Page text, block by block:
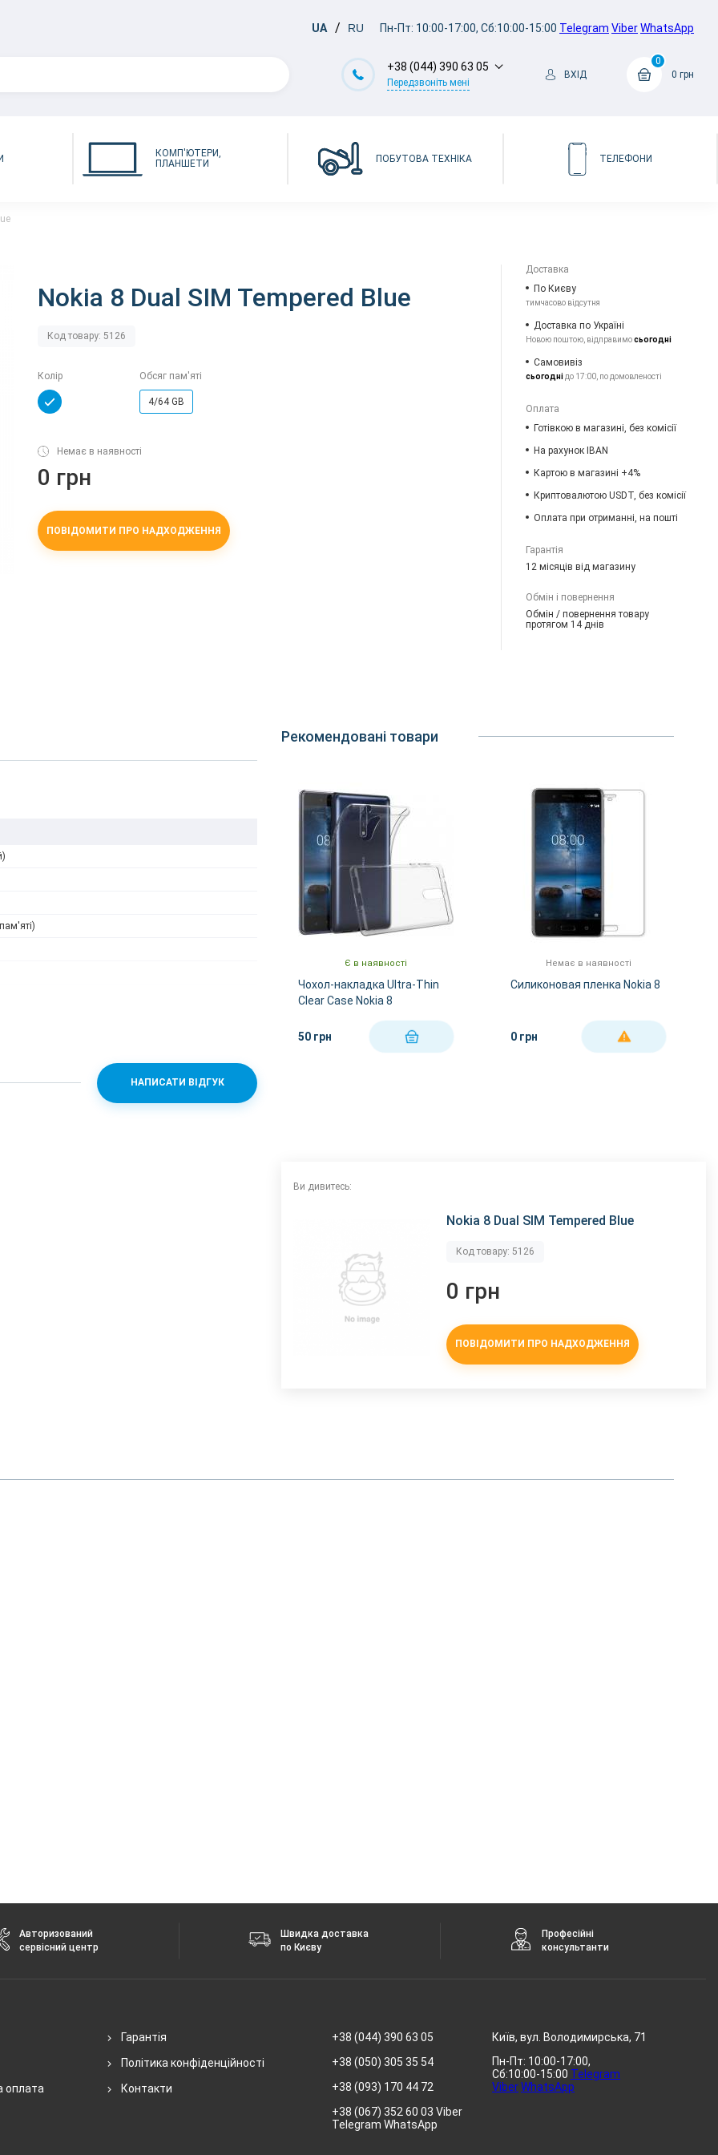
UA RU Пн-Пт: 10:00-17:00, Сб:10:00-15:00 Telegram ViberWhatsApp
+38 (044) 390 63 05
Передзвоніть мені
ВХІД
0
0 грн
КОМП'ЮТЕРИ,
ПЛАНШЕТИ
ПОБУТОВА ТЕХНІКА ТЕЛЕФОНИ
Nokia 8 Dual SIM Tempered Blue
Код товару: 5126
Колір Обсяг пам'яті
4/64 GB
Немає в наявності
0 грн
ПОВІДОМИТИ ПРО НАДХОДЖЕННЯ
Доставка
По Києву
тимчасово відсутня
Доставка по Україні
Новою поштою, відправимосьогодні
Самовивіз
сьогоднідо 17:00, по домовленості
Оплата
Готівкою в магазині, без комісії
На рахунок IBAN
Картою в магазині +4%
Криптовалютою USDT, без комісії
Оплата при отриманні, на пошті
Гарантія
12 місяців від магазину
Обмін і повернення
Обмін / повернення товару
протягом 14 днів
повідомлення.
НАПИСАТИ ВІДГУК
Рекомендовані товари
Є в наявності
Чохол-накладка Ultra-Thin
Clear Case Nokia 8
50 грн КУПИТИ
Немає в наявності
Силиконовая пленка Nokia 8
0 грн ДЕТАЛЬНІШЕ
Ви дивитесь:
Nokia 8 Dual SIM Tempered Blue
Код товару: 5126
0 грн
ПОВІДОМИТИ ПРО НАДХОДЖЕННЯ
Авторизований
сервісний центр
Швидка доставка
по Києву
Професійні
консультанти
оплата
Гарантія
Політика конфіденційності
Контакти
+38 (044) 390 63 05
+38 (050) 305 35 54
+38 (093) 170 44 72
+38 (067) 352 60 03 Viber
Telegram WhatsApp
Київ, вул. Володимирська, 71
Пн-Пт: 10:00-17:00,
Сб:10:00-15:00 Telegram
ViberWhatsApp